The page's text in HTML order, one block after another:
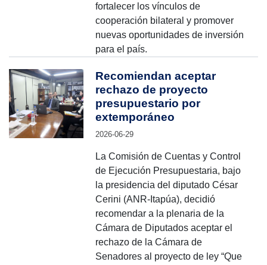
fortalecer los vínculos de
cooperación bilateral y promover
nuevas oportunidades de inversión
para el país.
Recomiendan aceptar
rechazo de proyecto
presupuestario por
extemporáneo
2026-06-29
La Comisión de Cuentas y Control
de Ejecución Presupuestaria, bajo
la presidencia del diputado César
Cerini (ANR-Itapúa), decidió
recomendar a la plenaria de la
Cámara de Diputados aceptar el
rechazo de la Cámara de
Senadores al proyecto de ley “Que